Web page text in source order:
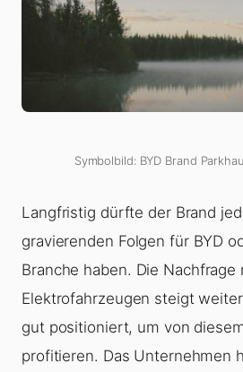
Symbolbild: BYD Brand
Langfristig dürfte der Brand
gravierenden Folgen für BYD
Branche haben. Die Nachfrage
Elektrofahrzeugen steigt
gut positioniert, um von
profitieren. Das Unternehmen